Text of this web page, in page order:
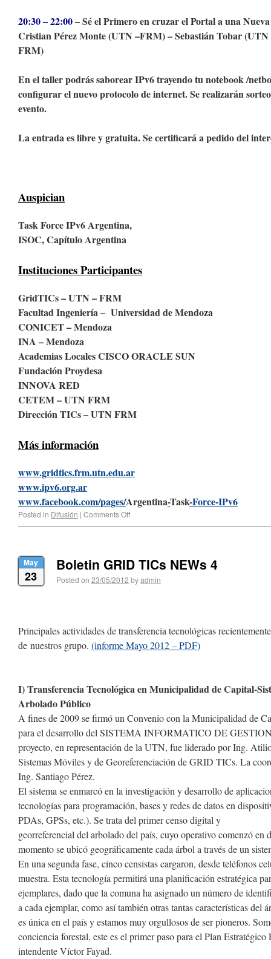
20:30 – 22:00– Sé el Primero en cruzar el Portal a una
Cristian Pérez Monte (UTN –FRM) – Sebastián Tobar
FRM)
En el taller podrás saborear IPv6 trayendo tu notebook /
configurar el nuevo protocolo de internet. Se realizarán
evento.
La entrada es libre y gratuita. Se certificará a pedido del
Auspician
Task Force IPv6 Argentina,
ISOC, Capítulo Argentina
Instituciones Participantes
GridTICs – UTN – FRM
Facultad Ingeniería – Universidad de Mendoza
CONICET – Mendoza
INA – Mendoza
Academias Locales CISCO ORACLE SUN
Fundación Proydesa
INNOVA RED
CETEM – UTN FRM
Dirección TICs – UTN FRM
Más información
www.gridtics.frm.utn.edu.ar
www.ipv6.org.ar
www.facebook.com/pages/Argentina-Task-Force-IPv6
Posted in Difusión | Comments Off
May
23
Boletin GRID TICs NEWs 4
Posted on 23/05/2012 byadmin
Principales actividades de transferencia tecnológicas
de nuestros grupo. (informe Mayo 2012 – PDF)
I) Transferencia Tecnológica en Municipalidad de Capital-
Arbolado Público
A fines de 2009 se firmó un Convenio con la Municipalidad de
para el desarrollo del SISTEMA INFORMATICO DE
proyecto, en representación de la UTN, fue liderado por Ing.
Sistemas Móviles y de Georeferenciación de GRID TICs. La
Ing. Santiago Pérez.
El sistema se enmarcó en la investigación y desarrollo de
tecnologías para programación, bases y redes de datos en
PDAs, GPSs, etc.). Se trata del primer censo digital y
georreferencial del arbolado del país, cuyo operativo comenzó
momento se ubicó geográficamente cada árbol a través de un
En una segunda fase, cinco censistas cargaron, desde teléfonos
muestra. Esta tecnología permitirá una planificación estratégica
ejemplares, dado que la comuna ha asignado un número de
a cada ejemplar, como así también otras tantas características del
es única en el país y estamos muy orgullosos de ser pioneros.
conciencia forestal, este es el primer paso para el Plan
intendente Víctor Fayad.